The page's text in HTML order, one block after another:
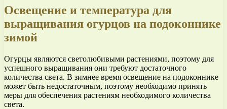
Освещение и температура для
выращивания огурцов на подоконнике
зимой
Огурцы являются светолюбивыми растениями, поэтому для
успешного выращивания они требуют достаточного
количества света. В зимнее время освещение на подоконнике
может быть недостаточным, поэтому необходимо принять
меры для обеспечения растениям необходимого количества
света.